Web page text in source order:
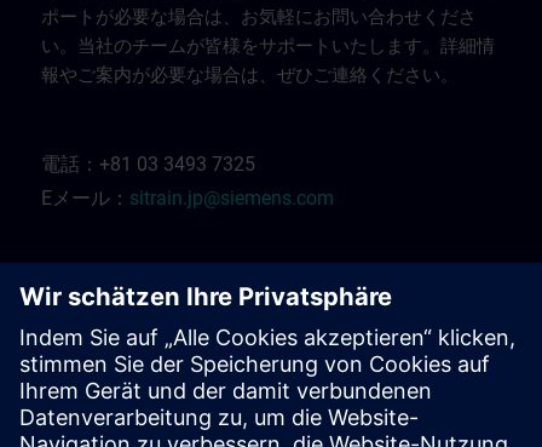
ポートが必要な場合は、お気軽にお問い合わせくださ
い。当社のチームが皆様をサポートいたします。詳細情
報やご案内が必要な場合は、ぜひご連絡ください。
電話：+81 03 3493 7325
Eメール： sitrain.jp@siemens.com